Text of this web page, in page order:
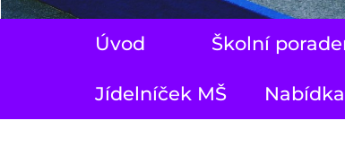
Úvod Školní
Jídelníček MŠ